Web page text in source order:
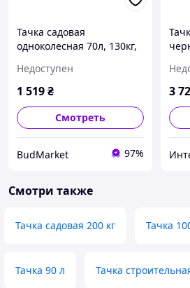
Тачка садовая
одноколесная 70л, 130кг,
СИЛА
Недоступен
1 519₴
Смотреть
BudMarket 97%
3
Смотри также
Тачка садовая 200 кг Тачка
Тачка 90 л Тачка